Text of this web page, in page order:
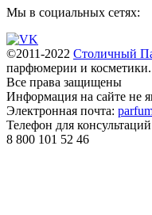
Мы в социальных сетях:
©2011-2022 Столичный
парфюмерии и косметики.
Все права защищены
Информация на сайте не
Электронная почта:
Телефон для консультаций
8 800 101 52 46